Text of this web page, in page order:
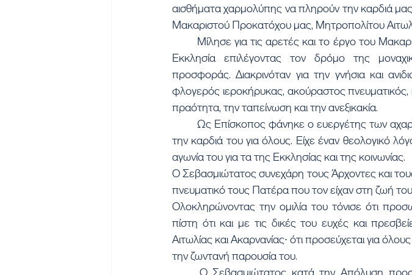
αισθήματα χαρμολύπης να πληρούν την καρδιά
Μακαριστού Προκατόχου μας, Μητροπολίτου
Εκκλησία επιλέγοντας τον δρόμο της
προσφοράς. Διακρινόταν για την γνήσια και
φλογερός ιεροκήρυκας, ακούραστος
πραότητα, την ταπείνωση και την ανεξικακία.
την καρδιά του για όλους. Είχε έναν θεολογικό
αγωνία του για τα της Εκκλησίας και της κοινωνίας.
Ο Σεβασμιώτατος συνεχάρη τους Άρχοντες και
πνευματικό τους Πατέρα που τον είχαν στη ζωή
Ολοκληρώνοντας την ομιλία του τόνισε ότι
πίστη ότι και με τις δικές του ευχές και
Αιτωλίας και Ακαρνανίας∙ ότι προσεύχεται για
την ζωντανή παρουσία του.